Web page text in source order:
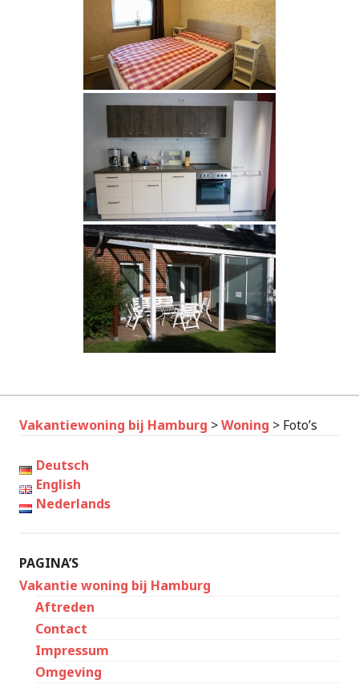
Vakantiewoning bij Hamburg >Woning > Foto’s
Deutsch
English
Nederlands
PAGINA’S
Vakantie woning bij Hamburg
Aftreden
Contact
Impressum
Omgeving